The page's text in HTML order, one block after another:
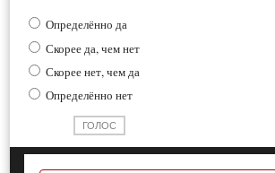
Определённо да
Скорее да, чем нет
Скорее нет, чем да
Определённо нет